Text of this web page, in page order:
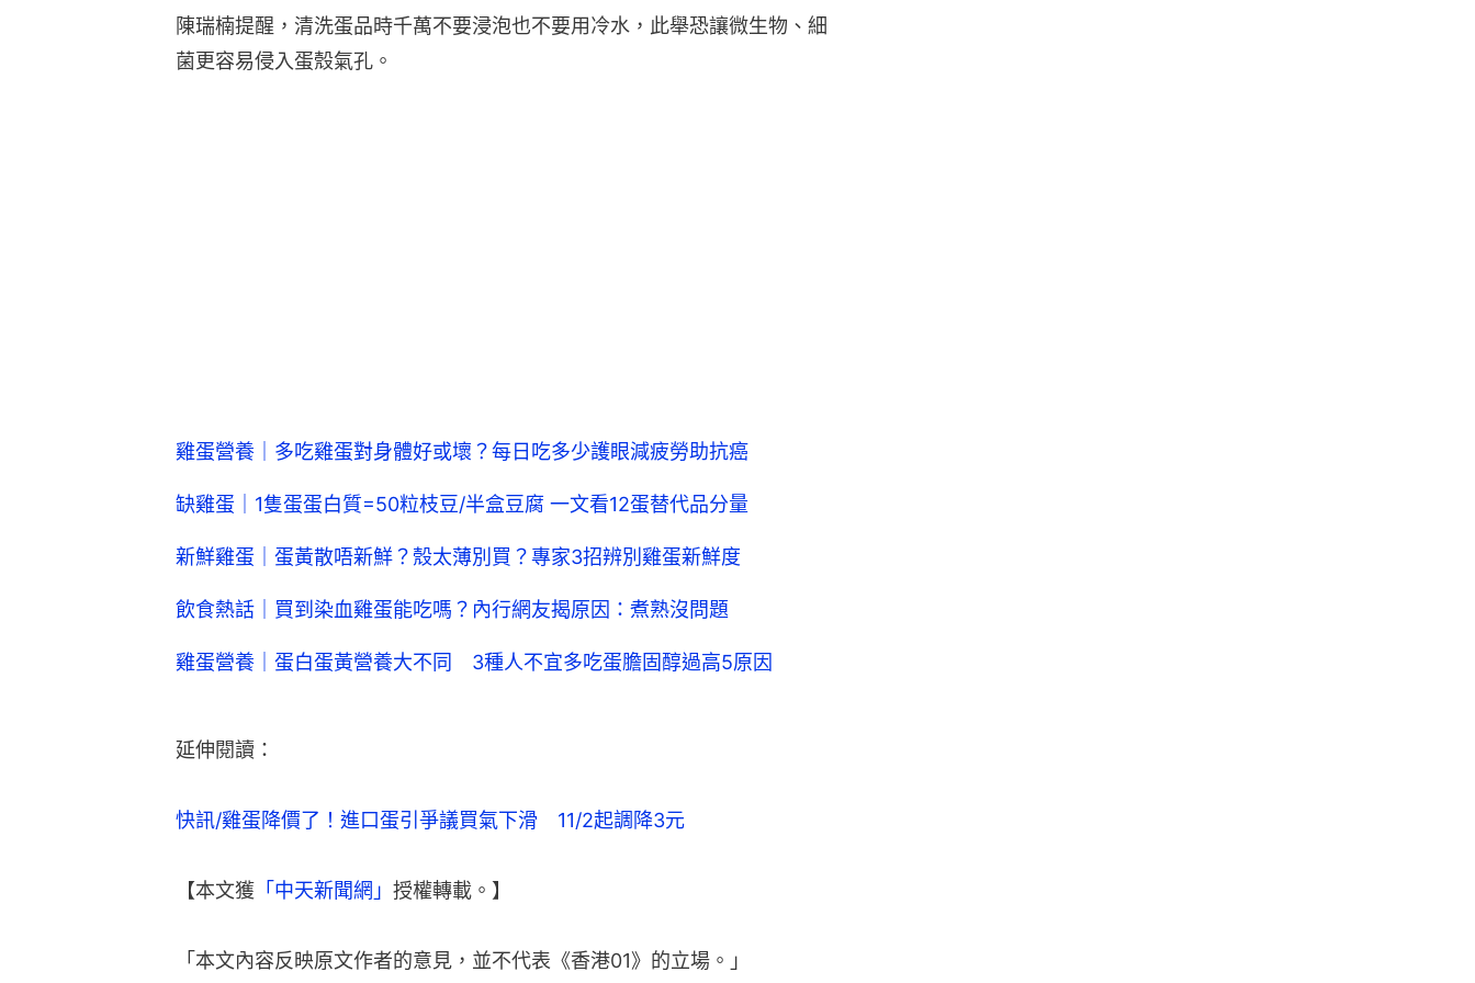
陳瑞楠提醒，清洗蛋品時千萬不要浸泡也不要用冷水，此舉恐讓微生物、細
菌更容易侵入蛋殼氣孔。
雞蛋營養｜多吃雞蛋對身體好或壞？每日吃多少護眼減疲勞助抗癌
缺雞蛋｜1隻蛋蛋白質=50粒枝豆/半盒豆腐 一文看12蛋替代品分量
新鮮雞蛋｜蛋黃散唔新鮮？殼太薄別買？專家3招辨別雞蛋新鮮度
飲食熱話｜買到染血雞蛋能吃嗎？內行網友揭原因：煮熟沒問題
雞蛋營養｜蛋白蛋黃營養大不同 3種人不宜多吃蛋膽固醇過高5原因
延伸閱讀：
快訊/雞蛋降價了！進口蛋引爭議買氣下滑　11/2起調降3元
【本文獲 「中天新聞網」 授權轉載。】
「本文內容反映原文作者的意見，並不代表《香港01》的立場。」